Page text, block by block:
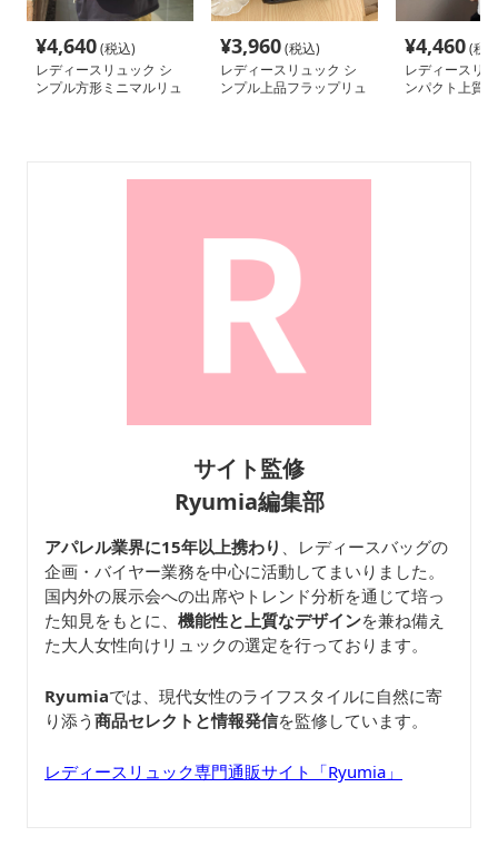
¥4,640(税込)
レディースリュック シ
ンプル方形ミニマルリュ
¥3,960(税込)
レディースリュック シ
ンプル上品フラップリュ
¥4,460(税
レディースリ
ンパクト上質
サイト監修
Ryumia編集部
アパレル業界に15年以上携わり
、レディースバッグの
企画・バイヤー業務を中心に活動してまいりました。
国内外の展示会への出席やトレンド分析を通じて培っ
た知見をもとに、 機能性と上質なデザインを兼ね備え
た大人女性向けリュックの選定を行っております。
Ryumiaでは、現代女性のライフスタイルに自然に寄
り添う 商品セレクトと情報発信を監修しています。
レディースリュック専門通販サイト「Ryumia」